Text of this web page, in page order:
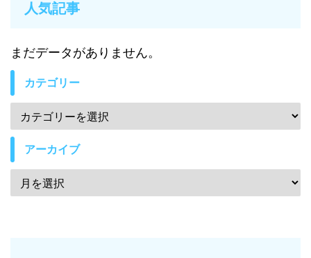
人気記事
まだデータがありません。
カテゴリー
アーカイブ